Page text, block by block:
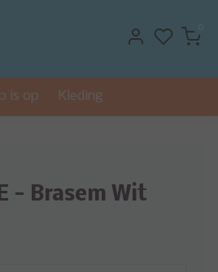
0
is op Kleding
- Brasem Wit